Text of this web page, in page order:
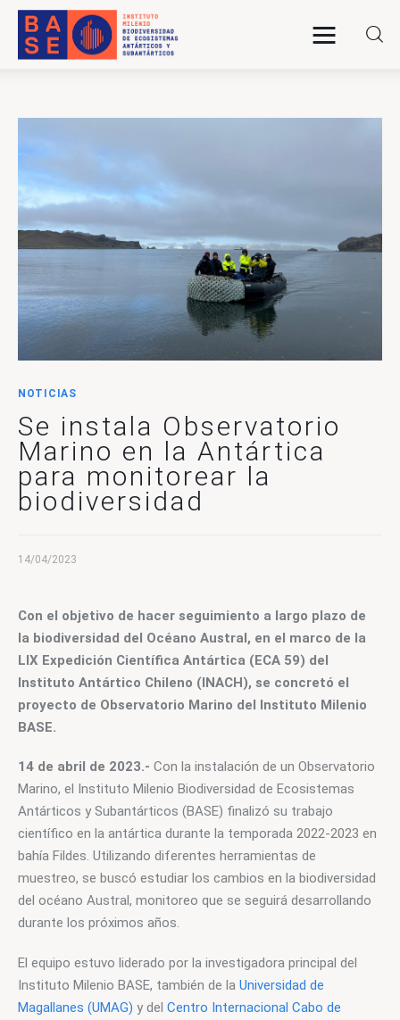
INVESTIGACIÓN
PUBLICACIONES
COLABORACIÓN
COMUNICACIONES
CONTACTO
NOTICIAS
Se instala Observatorio
Marino en la Antártica
para monitorear la
biodiversidad
14/04/2023
Con el objetivo de hacer seguimiento a largo plazo de
la biodiversidad del Océano Austral, en el marco de la
LIX Expedición Científica Antártica (ECA 59) del
Instituto Antártico Chileno (INACH), se concretó el
proyecto de Observatorio Marino del Instituto Milenio
BASE.
14 de abril de 2023.- Con la instalación de un Observatorio
Marino, el Instituto Milenio Biodiversidad de Ecosistemas
Antárticos y Subantárticos (BASE) finalizó su trabajo
científico en la antártica durante la temporada 2022-2023 en
bahía Fildes. Utilizando diferentes herramientas de
muestreo, se buscó estudiar los cambios en la biodiversidad
del océano Austral, monitoreo que se seguirá desarrollando
durante los próximos años.
El equipo estuvo liderado por la investigadora principal del
Instituto Milenio BASE, también de la Universidad de
Magallanes (UMAG) y del Centro Internacional Cabo de